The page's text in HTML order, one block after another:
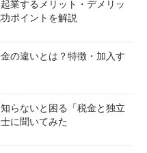
業するメリット・デメリッ
ポイントを解説
の違いとは？特徴・加入す
らないと困る「税金と独立
に聞いてみた